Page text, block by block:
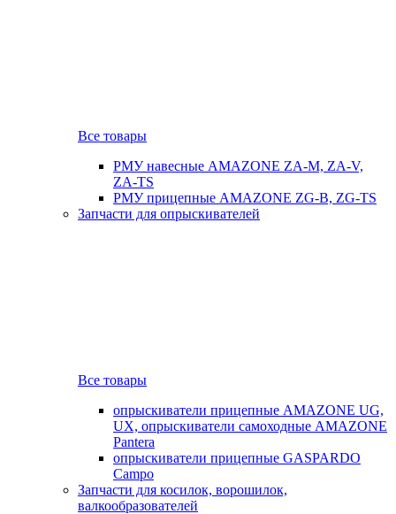
Все товары
РМУ навесные AMAZONE ZA-M, ZA-V,
ZA-TS
РМУ прицепные AMAZONE ZG-B, ZG-TS
Запчасти для опрыскивателей
Все товары
опрыскиватели прицепные AMAZONE UG,
UX, опрыскиватели самоходные AMAZONE
Pantera
опрыскиватели прицепные GASPARDO
Campo
Запчасти для косилок, ворошилок,
валкообразователей